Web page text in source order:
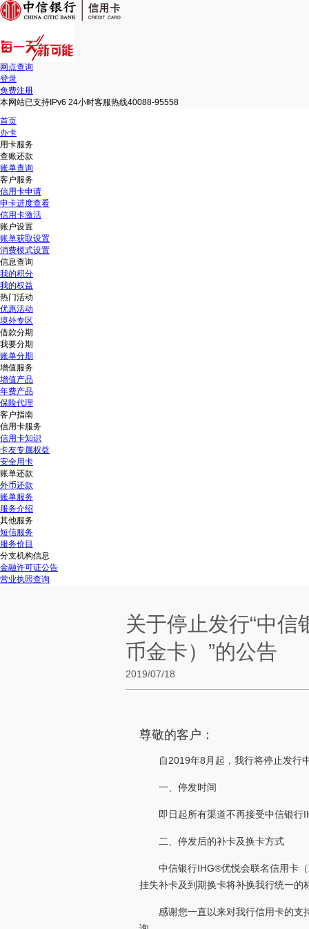
网点查询
登录
免费注册
本网站已支持IPv6 24小时客服热线40088-95558
首页
办卡
用卡服务
查账还款
账单查询
客户服务
信用卡申请
申卡进度查看
信用卡激活
账户设置
账单获取设置
消费模式设置
信息查询
我的积分
我的权益
热门活动
优惠活动
境外专区
借款分期
我要分期
账单分期
增值服务
增值产品
年费产品
保险代理
客户指南
信用卡服务
信用卡知识
卡友专属权益
安全用卡
账单还款
外币还款
账单服务
服务介绍
其他服务
短信服务
服务价目
分支机构信息
金融许可证公告
营业执照查询
关于停止发行“中
币金卡）”的公告
2019/07/18
尊敬的客户：
自2019年8月起，我行将停止发行
一、停发时间
即日起所有渠道不再接受中信银行
二、停发后的补卡及换卡方式
中信银行IHG®优悦会联名信用卡
挂失补卡及到期换卡将补换我行统一的
感谢您一直以来对我行信用卡的支